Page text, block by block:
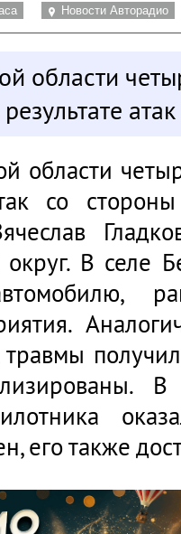
Новости Авторадио
области
области
со
округ. В селе
его также